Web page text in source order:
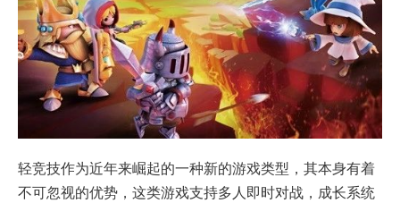
轻竞技作为近年来崛起的一种新的游戏类型，其本身有着
不可忽视的优势，这类游戏支持多人即时对战，成长系统